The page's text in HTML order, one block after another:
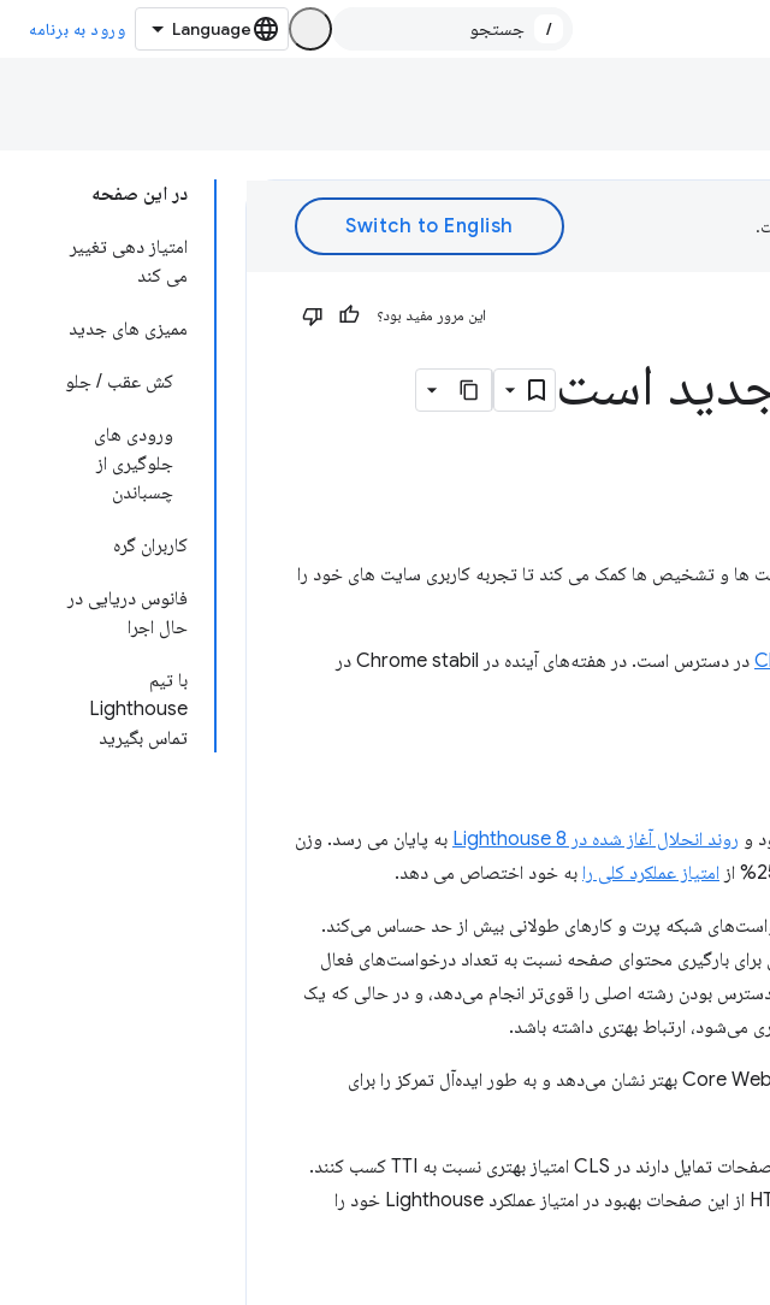
/ ورود به برنامه
در این صفحه
امتیاز دهی تغییر
می کند
ممیزی های جدید
کش عقب / جلو
ورودی های
جلوگیری از
چسباندن
کاربران گره
فانوس دریایی در
حال اجرا
با تیم
Lighthouse
تماس بگیرید
این مرور مفید بود؟
ها و تشخیص ها کمک می کند تا تجربه کاربری سایت های خود را
در دسترس است. در هفته‌های آینده در Chrome stabil در
روند انحلال آغاز شده در Lighthouse 8
به پایان می رسد. وزن
امتیاز عملکرد کلی را به خود اختصاص می دهد.
برای بارگیری محتوای صفحه نسبت به تعداد درخواست‌های فعال
بودن رشته اصلی را قوی‌تر انجام می‌دهد، و در حالی که یک
می‌شود، ارتباط بهتری داشته باشد.
افزایش وزن CLS در حذف TTI اتفاقی است، اما اهمیت آن را به‌عنوان یک Core Web Vital بهتر نشان می‌دهد و به طور ایده‌آل تمرکز را برای
ما انتظار داریم که این کار نمرات عملکرد بیشتر صفحات را بهبود بخشد، زیرا اکثر صفحات تمایل دارند در CLS امتیاز بهتری نسبت به TTI کسب کنند.
در تجزیه و تحلیل 13 میلیون بارگذاری صفحه در آخرین اجرای بایگانی HTTP، 90٪ از این صفحات بهبود در امتیاز عملکرد Lighthouse خود را